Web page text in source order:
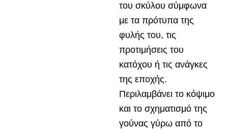
του σκύλου σύμφωνα
με τα πρότυπα της
φυλής του, τις
προτιμήσεις του
κατόχου ή τις ανάγκες
της εποχής.
Περιλαμβάνει το κόψιμο
και το σχηματισμό της
γούνας γύρω από το